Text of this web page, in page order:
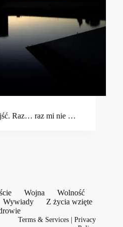
Raz… raz mi nie …
Wojna
Wolność
Wywiady
Z życia wzięte
Terms & Services |Privacy